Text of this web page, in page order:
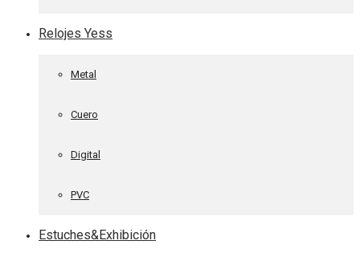
Relojes Yess
Metal
Cuero
Digital
PVC
Estuches&Exhibición